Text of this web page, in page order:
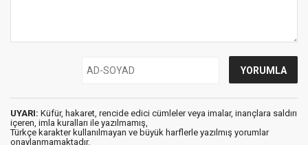
UYARI: Küfür, hakaret, rencide edici cümleler veya imalar, inançlara saldırı
içeren, imla kuralları ile yazılmamış,
Türkçe karakter kullanılmayan ve büyük harflerle yazılmış yorumlar
onaylanmamaktadır.